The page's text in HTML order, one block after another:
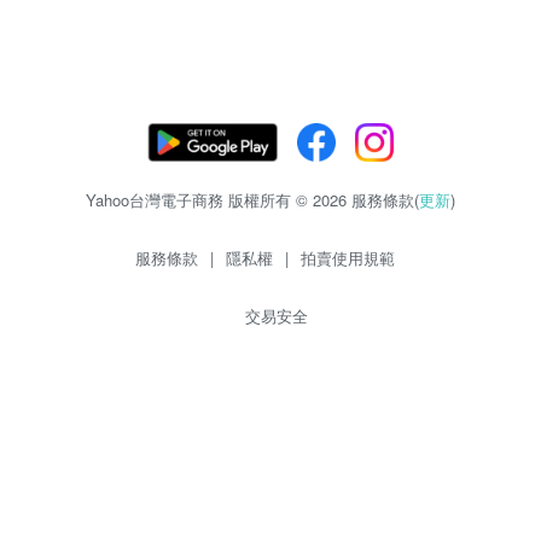
Yahoo台灣電子商務 版權所有 © 2026 服務條款(更新)
服務條款 | 隱私權 | 拍賣使用規範
交易安全